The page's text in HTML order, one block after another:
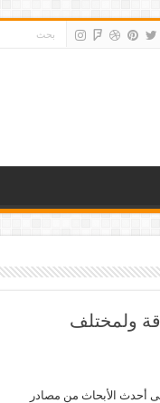
ولمختلف
أحدث الأبحاث من مصادر